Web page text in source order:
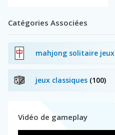
Catégories Associées
mahjong solitaire jeux
jeux classiques (100)
Vidéo de gameplay